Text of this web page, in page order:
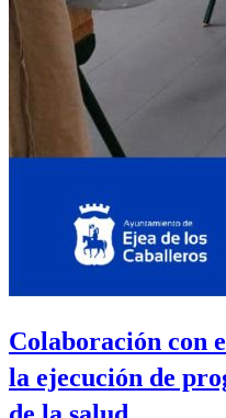
Colaboración con
la ejecución de